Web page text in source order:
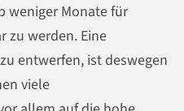
weniger Monate für
zu werden. Eine
entwerfen, ist deswegen
viele